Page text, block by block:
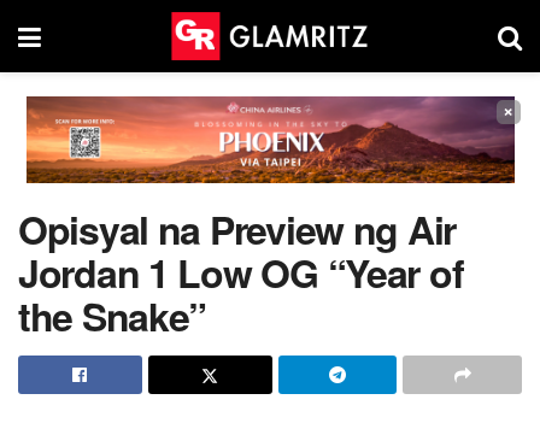
×
Opisyal na Preview ng Air
Jordan 1 Low OG “Year of
the Snake”